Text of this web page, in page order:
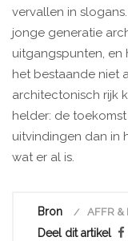
vervallen in
jonge generatie
uitgangspunten,
het bestaande niet
architectonisch rijk
helder: de
uitvindingen dan in
wat er al is.
Bron AFFR &
Deel dit artikel